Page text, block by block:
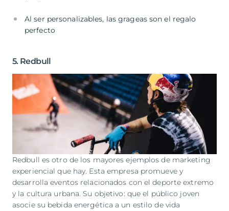
Al ser personalizables, las grageas son el regalo
perfecto
5. Redbull
Redbull es otro de los mayores ejemplos de marketing
experiencial que hay. Esta empresa promueve y
desarrolla eventos relacionados con el deporte extremo
y la cultura urbana. Su objetivo: que el público joven
asocie su bebida energética a un estilo de vida